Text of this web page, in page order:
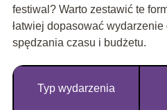
festiwal? Warto zestawić te
łatwiej dopasować
spędzania czasu i budżetu.
Typ wydarzenia